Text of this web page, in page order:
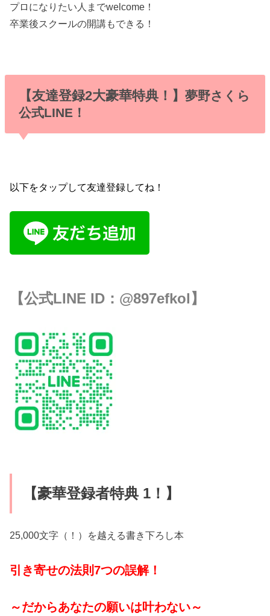
プロになりたい人までwelcome！
卒業後スクールの開講もできる！
【友達登録2大豪華特典！】 夢野さくら
公式LINE！
以下をタップして友達登録してね！
【公式LINE ID： @897efkol 】
【豪華登録者特典 1！】
25,000文字（！）を越える書き下ろし本
引き寄せの法則7つの誤解！
～だからあなたの願いは叶わない～